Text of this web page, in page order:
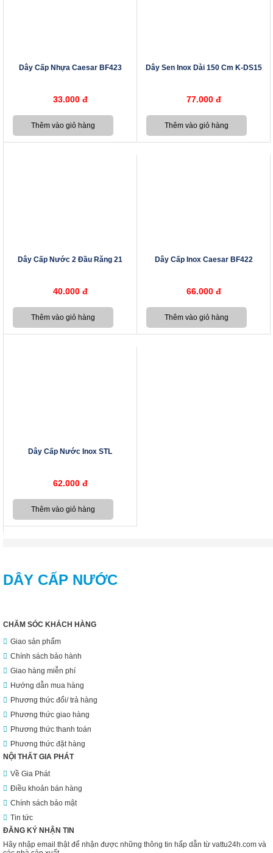
Dây Cấp Nhựa Caesar BF423
33.000 đ
Dây Sen Inox Dài 150 Cm K-DS15
77.000 đ
Dây Cấp Nước 2 Đầu Răng 21
40.000 đ
Dây Cấp Inox Caesar BF422
66.000 đ
Dây Cấp Nước Inox STL
62.000 đ
DÂY CẤP NƯỚC
CHĂM SÓC KHÁCH HÀNG
Giao sản phẩm
Chính sách bảo hành
Giao hàng miễn phí
Hướng dẫn mua hàng
Phương thức đổi/ trả hàng
Phương thức giao hàng
Phương thức thanh toán
Phương thức đặt hàng
NỘI THẤT GIA PHÁT
Về Gia Phát
Điều khoản bán hàng
Chính sách bảo mật
Tin tức
ĐĂNG KÝ NHẬN TIN
Hãy nhập email thật để nhận được những thông tin hấp dẫn từ vattu24h.com và